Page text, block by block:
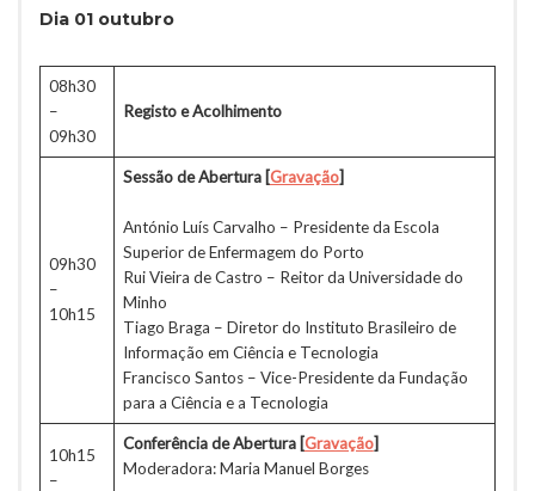
Dia 01 outubro
08h30
–
09h30
Registo e Acolhimento
09h30
–
10h15
Sessão de Abertura [Gravação]
António Luís Carvalho – Presidente da Escola
Superior de Enfermagem do Porto
Rui Vieira de Castro – Reitor da Universidade do
Minho
Tiago Braga – Diretor do Instituto Brasileiro de
Informação em Ciência e Tecnologia
Francisco Santos – Vice-Presidente da Fundação
para a Ciência e a Tecnologia
10h15
–
Conferência de Abertura [Gravação]
Moderadora: Maria Manuel Borges